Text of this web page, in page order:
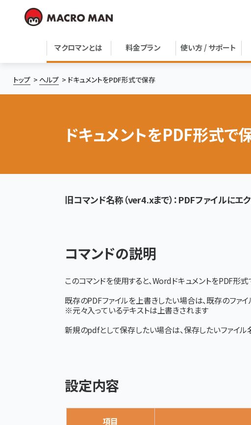
マクロマンとは 料金プラン 使い方 / サポート
トップ ヘルプ ドキュメントをPDF形式で保存
ドキュメントをPDF形式で
旧コマンド名称（ver4.xまで）：PDFファイルにエ
コマンドの説明
このコマンドを使用すると、WordドキュメントをPDF形式
既存のPDFファイルを上書きしたい場合は、既存のファイ
※元々入っているテキストは上書きされます
新規のpdfとして保存したい場合は、保存したいファイル
設定内容
項目